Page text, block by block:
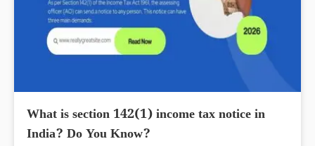
What is section 142(1) income tax notice in
India? Do You Know?